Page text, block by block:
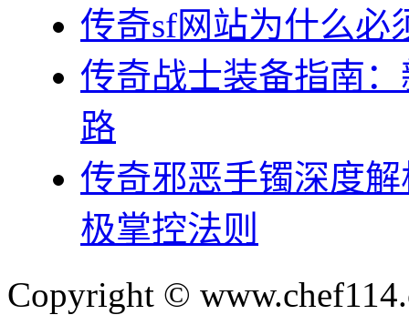
传奇sf网站为什么必
传奇战士装备指南
路
传奇邪恶手镯深度
极掌控法则
Copyright ©